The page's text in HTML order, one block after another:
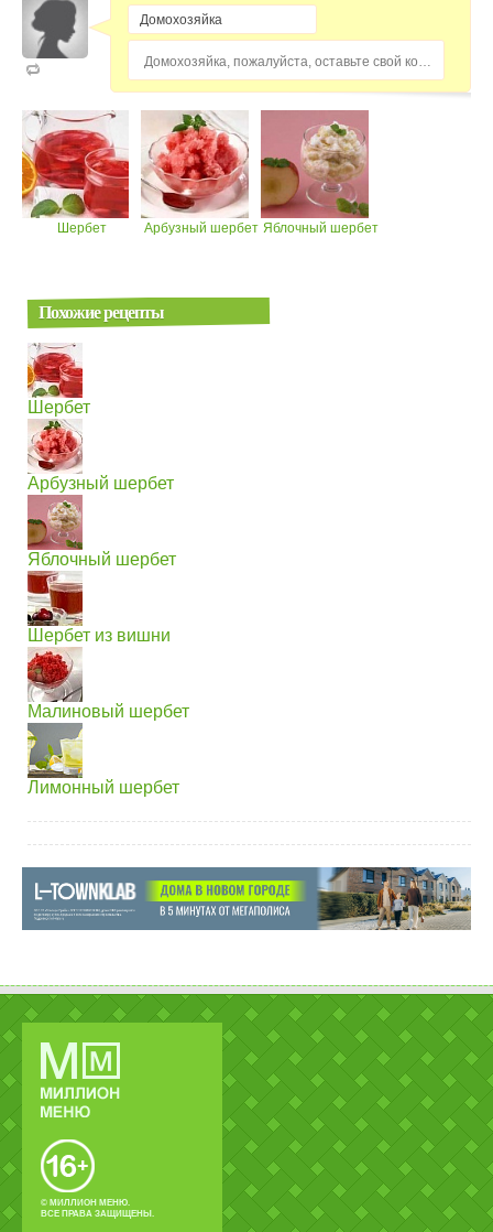
Домохозяйка, пожалуйста, оставьте свой комментарий...
Шербет Арбузный шербет Яблочный шербет
Похожие рецепты
Шербет
Арбузный шербет
Яблочный шербет
Шербет из вишни
Малиновый шербет
Лимонный шербет
© МИЛЛИОН МЕНЮ.
ВСЕ ПРАВА ЗАЩИЩЕНЫ.